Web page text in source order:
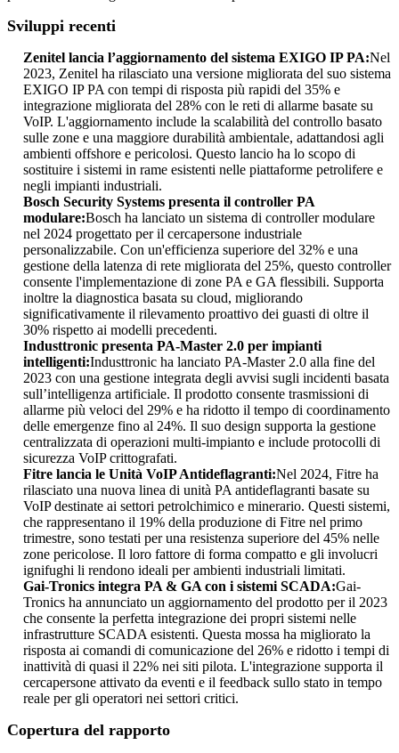
Sviluppi recenti
Zenitel lancia l’aggiornamento del sistema EXIGO IP PA:Nel
2023, Zenitel ha rilasciato una versione migliorata del suo sistema
EXIGO IP PA con tempi di risposta più rapidi del 35% e
integrazione migliorata del 28% con le reti di allarme basate su
VoIP. L'aggiornamento include la scalabilità del controllo basato
sulle zone e una maggiore durabilità ambientale, adattandosi agli
ambienti offshore e pericolosi. Questo lancio ha lo scopo di
sostituire i sistemi in rame esistenti nelle piattaforme petrolifere e
negli impianti industriali.
Bosch Security Systems presenta il controller PA
modulare:Bosch ha lanciato un sistema di controller modulare
nel 2024 progettato per il cercapersone industriale
personalizzabile. Con un'efficienza superiore del 32% e una
gestione della latenza di rete migliorata del 25%, questo controller
consente l'implementazione di zone PA e GA flessibili. Supporta
inoltre la diagnostica basata su cloud, migliorando
significativamente il rilevamento proattivo dei guasti di oltre il
30% rispetto ai modelli precedenti.
Industtronic presenta PA-Master 2.0 per impianti
intelligenti:Industtronic ha lanciato PA-Master 2.0 alla fine del
2023 con una gestione integrata degli avvisi sugli incidenti basata
sull’intelligenza artificiale. Il prodotto consente trasmissioni di
allarme più veloci del 29% e ha ridotto il tempo di coordinamento
delle emergenze fino al 24%. Il suo design supporta la gestione
centralizzata di operazioni multi-impianto e include protocolli di
sicurezza VoIP crittografati.
Fitre lancia le Unità VoIP Antideflagranti:Nel 2024, Fitre ha
rilasciato una nuova linea di unità PA antideflagranti basate su
VoIP destinate ai settori petrolchimico e minerario. Questi sistemi,
che rappresentano il 19% della produzione di Fitre nel primo
trimestre, sono testati per una resistenza superiore del 45% nelle
zone pericolose. Il loro fattore di forma compatto e gli involucri
ignifughi li rendono ideali per ambienti industriali limitati.
Gai-Tronics integra PA & GA con i sistemi SCADA:Gai-
Tronics ha annunciato un aggiornamento del prodotto per il 2023
che consente la perfetta integrazione dei propri sistemi nelle
infrastrutture SCADA esistenti. Questa mossa ha migliorato la
risposta ai comandi di comunicazione del 26% e ridotto i tempi di
inattività di quasi il 22% nei siti pilota. L'integrazione supporta il
cercapersone attivato da eventi e il feedback sullo stato in tempo
reale per gli operatori nei settori critici.
Copertura del rapporto